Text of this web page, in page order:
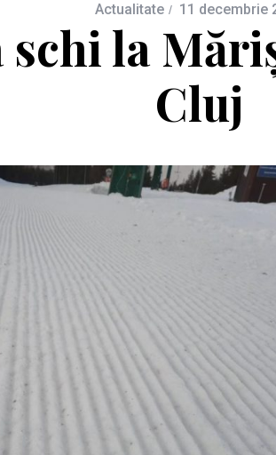
Actualitate 11 decembrie
schi la
Cluj
Salomon Pioneer
Visor
Winter